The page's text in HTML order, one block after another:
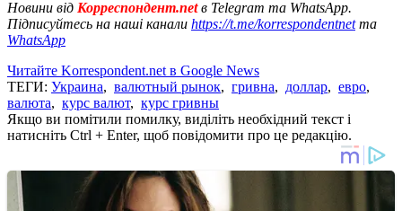
Новини від Корреспондент.netв Telegram та WhatsApp.
Підписуйтесь на наші канали https://t.me/korrespondentnetта
WhatsApp
Читайте Korrespondent.net в Google News
ТЕГИ: Украина, валютный рынок, гривна, доллар, евро,
валюта, курс валют, курс гривны
Якщо ви помітили помилку, виділіть необхідний текст і
натисніть Ctrl + Enter, щоб повідомити про це редакцію.